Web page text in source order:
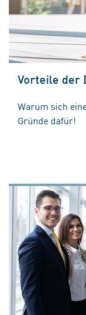
Vorteile der
Warum sich
Gründe dafür!